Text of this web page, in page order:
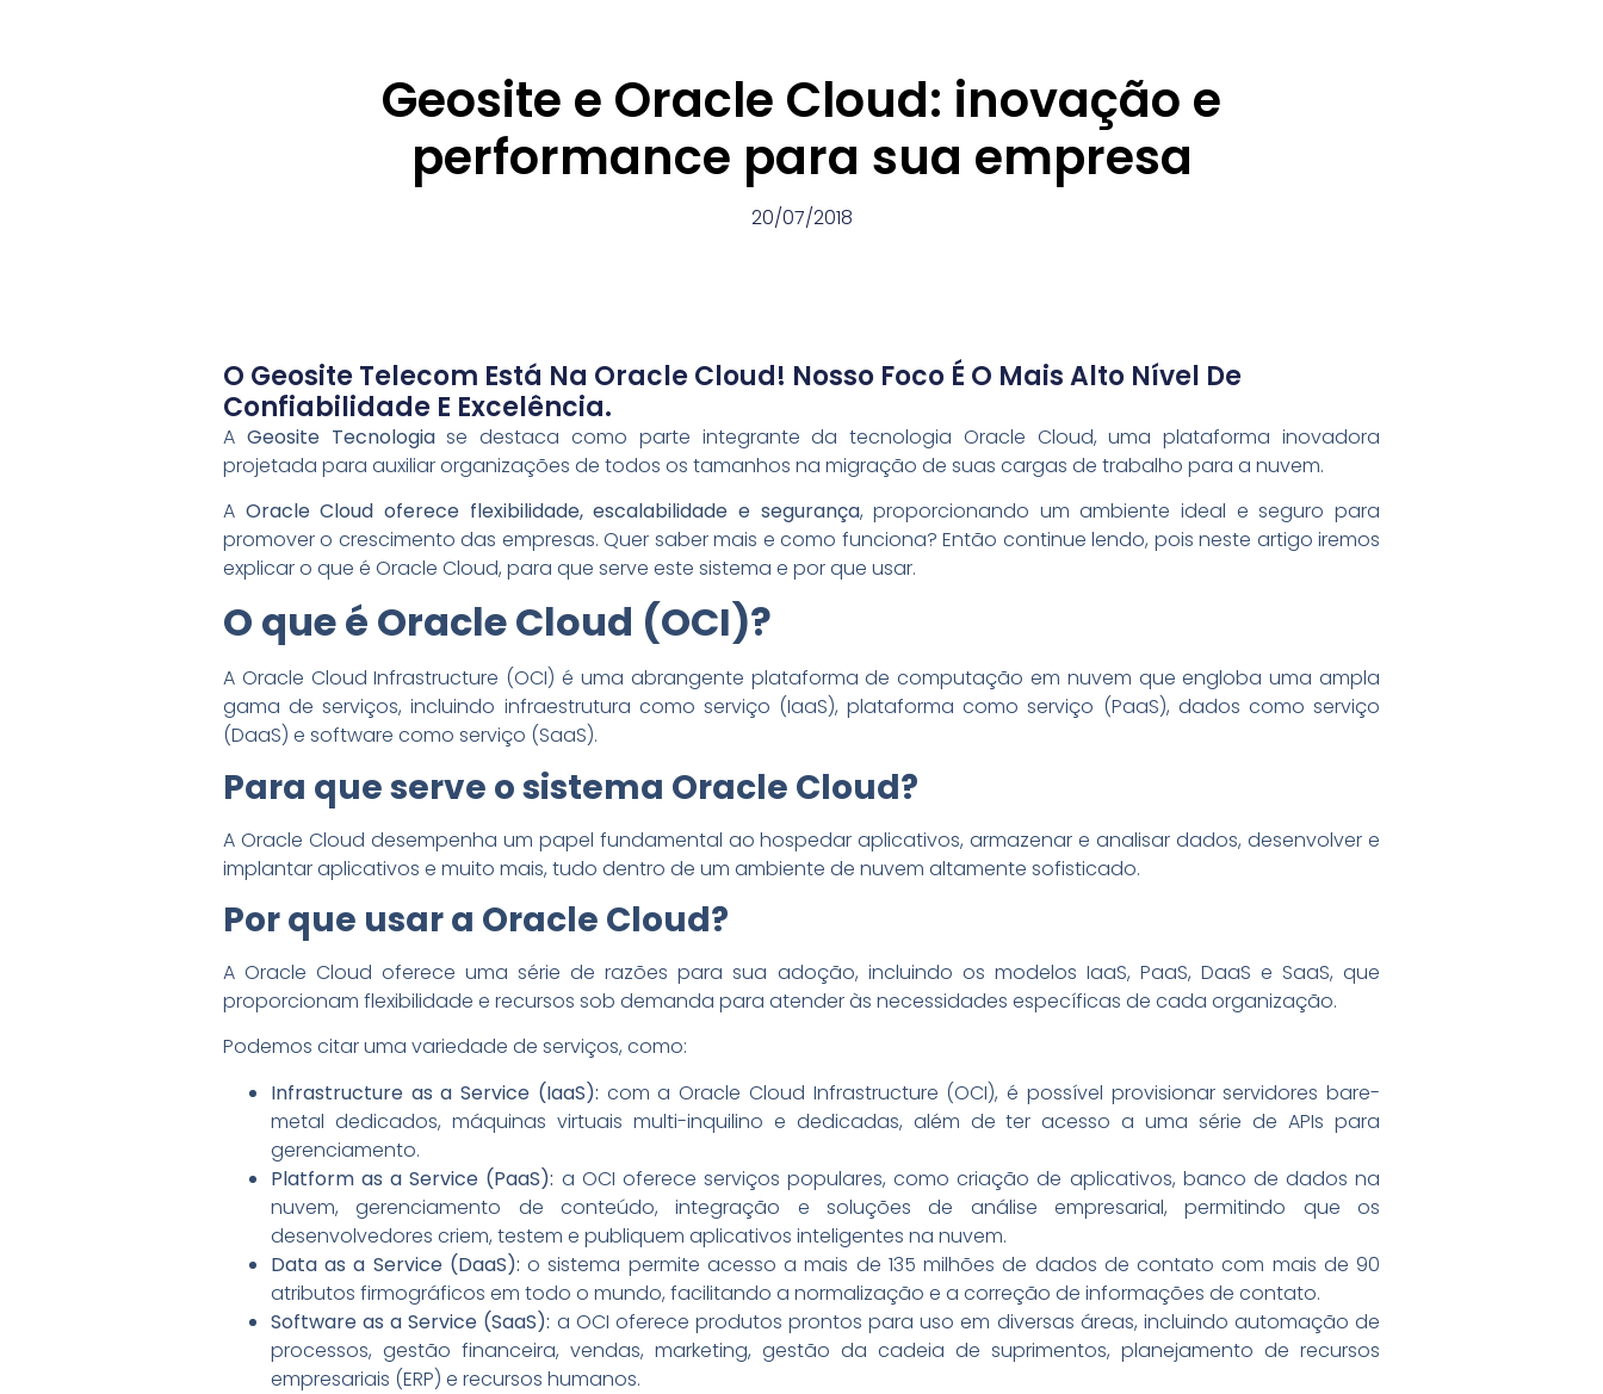
Geosite e Oracle Cloud: inovação e
performance para sua empresa
20/07/2018
O Geosite Telecom Está Na Oracle Cloud! Nosso Foco É O Mais Alto Nível De
Confiabilidade E Excelência.
A Geosite Tecnologiase destaca como parte integrante da tecnologia Oracle Cloud, uma plataforma inovadora
projetada para auxiliar organizações de todos os tamanhos na migração de suas cargas de trabalho para a nuvem.
A Oracle Cloud oferece flexibilidade, escalabilidade e segurança, proporcionando um ambiente ideal e seguro para
promover o crescimento das empresas. Quer saber mais e como funciona? Então continue lendo, pois neste artigo iremos
explicar o que é Oracle Cloud, para que serve este sistema e por que usar.
O que é Oracle Cloud (OCI)?
A Oracle Cloud Infrastructure (OCI) é uma abrangente plataforma de computação em nuvem que engloba uma ampla
gama de serviços, incluindo infraestrutura como serviço (IaaS), plataforma como serviço (PaaS), dados como serviço
(DaaS) e software como serviço (SaaS).
Para que serve o sistema Oracle Cloud?
A Oracle Cloud desempenha um papel fundamental ao hospedar aplicativos, armazenar e analisar dados, desenvolver e
implantar aplicativos e muito mais, tudo dentro de um ambiente de nuvem altamente sofisticado.
Por que usar a Oracle Cloud?
A Oracle Cloud oferece uma série de razões para sua adoção, incluindo os modelos IaaS, PaaS, DaaS e SaaS, que
proporcionam flexibilidade e recursos sob demanda para atender às necessidades específicas de cada organização.
Podemos citar uma variedade de serviços, como:
Infrastructure as a Service (IaaS): com a Oracle Cloud Infrastructure (OCI), é possível provisionar servidores bare-
metal dedicados, máquinas virtuais multi-inquilino e dedicadas, além de ter acesso a uma série de APIs para
gerenciamento.
Platform as a Service (PaaS): a OCI oferece serviços populares, como criação de aplicativos, banco de dados na
nuvem, gerenciamento de conteúdo, integração e soluções de análise empresarial, permitindo que os
desenvolvedores criem, testem e publiquem aplicativos inteligentes na nuvem.
Data as a Service (DaaS): o sistema permite acesso a mais de 135 milhões de dados de contato com mais de 90
atributos firmográficos em todo o mundo, facilitando a normalização e a correção de informações de contato.
Software as a Service (SaaS): a OCI oferece produtos prontos para uso em diversas áreas, incluindo automação de
processos, gestão financeira, vendas, marketing, gestão da cadeia de suprimentos, planejamento de recursos
empresariais (ERP) e recursos humanos.